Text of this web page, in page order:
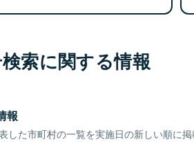
索に関する情報
報
した市町村の一覧を実施日の新しい順に掲